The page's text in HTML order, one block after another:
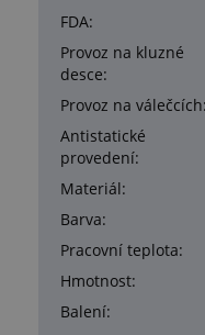
FDA:
Provoz na kluzné
desce:
Provoz na válečcích:
Antistatické
provedení:
Materiál:
Barva:
Pracovní teplota:
Hmotnost:
Balení: